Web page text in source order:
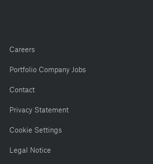
Careers
Portfolio Company Jobs
Contact
Privacy Statement
Cookie Settings
Legal Notice